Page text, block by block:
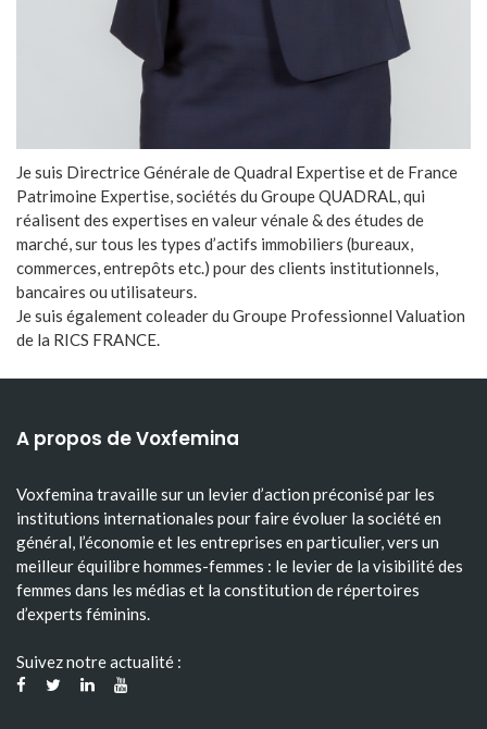
Je suis Directrice Générale de Quadral Expertise et de France
Patrimoine Expertise, sociétés du Groupe QUADRAL, qui
réalisent des expertises en valeur vénale & des études de
marché, sur tous les types d’actifs immobiliers (bureaux,
commerces, entrepôts etc.) pour des clients institutionnels,
bancaires ou utilisateurs.
Je suis également coleader du Groupe Professionnel Valuation
de la RICS FRANCE.
A propos de Voxfemina
Voxfemina travaille sur un levier d’action préconisé par les
institutions internationales pour faire évoluer la société en
général, l’économie et les entreprises en particulier, vers un
meilleur équilibre hommes-femmes : le levier de la visibilité des
femmes dans les médias et la constitution de répertoires
d’experts féminins.
Suivez notre actualité :